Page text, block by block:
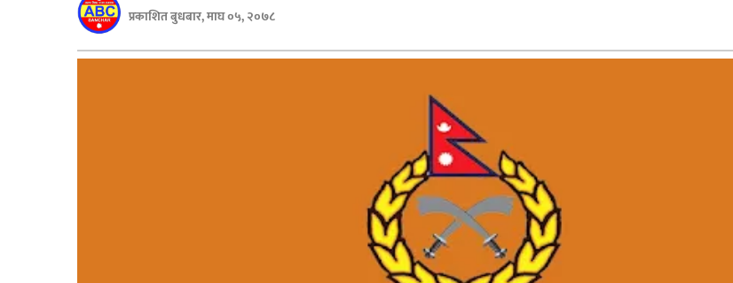
प्रकाशित बुधबार, माघ ०५, २०७८